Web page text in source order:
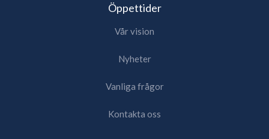
Öppettider
Vår vision
Nyheter
Vanliga frågor
Kontakta oss